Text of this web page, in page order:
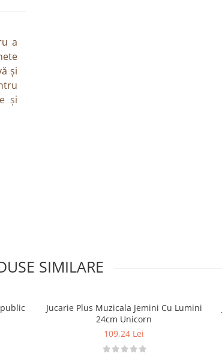
a
și
și
SIMILARE
Jucarie Plus Muzicala Jemini Cu Lumini
24cm Unicorn
109,24 Lei